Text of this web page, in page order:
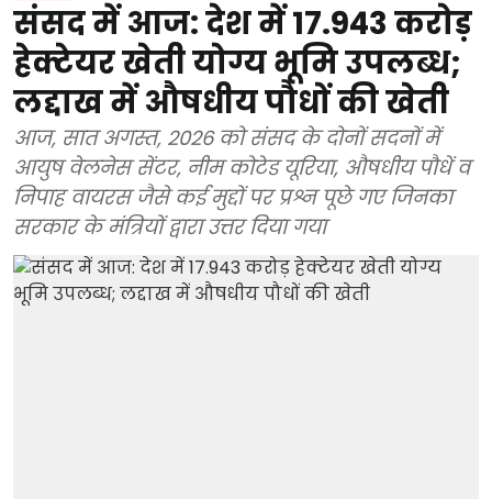
संसद में आज: देश में 17.943 करोड़
हेक्टेयर खेती योग्य भूमि उपलब्ध;
लद्दाख में औषधीय पौधों की खेती
आज, सात अगस्त, 2026 को संसद के दोनों सदनों में
आयुष वेलनेस सेंटर, नीम कोटेड यूरिया, औषधीय पौधें व
निपाह वायरस जैसे कई मुद्दों पर प्रश्न पूछे गए जिनका
सरकार के मंत्रियों द्वारा उत्तर दिया गया